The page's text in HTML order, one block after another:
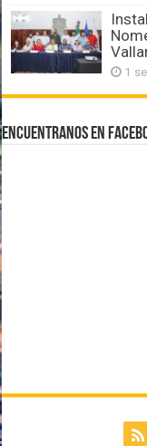
1
Encuentranos en